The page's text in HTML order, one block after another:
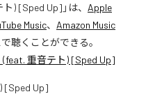
ト) [Sped Up] 」は、 Apple
Music、 Amazon Music
聴くことができる。
重音テト) [Sped Up]